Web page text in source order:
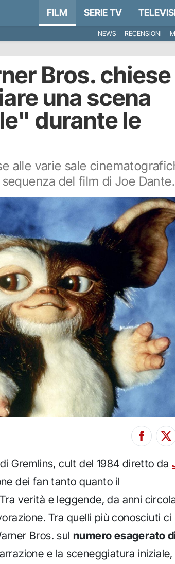
FILM SERIE TV
NEWS RECENSIONI
Bros. chiese
una scena
durante le
alle varie sale
del film di Joe Dante.
Gremlins, cult del 1984 diretto da
dei fan tanto quanto il
verità e leggende, da anni
Tra quelli più conosciuti ci
Bros. sul numero esagerato
e la sceneggiatura iniziale,